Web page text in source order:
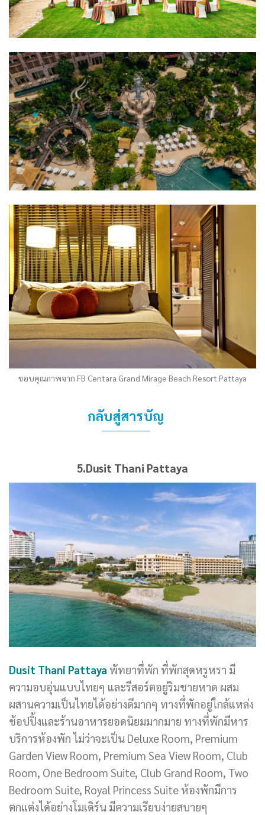
ขอบคุณภาพจาก FB Centara Grand Mirage Beach Resort Pattaya
กลับสู่สารบัญ
5.Dusit Thani Pattaya
Dusit Thani Pattaya พัทยาที่พัก ที่พักสุดหรูหรา มี
ความอบอุ่นแบบไทยๆ และรีสอร์ตอยู่ริมชายหาด ผสม
ผสานความเป็นไทยได้อย่างดีมากๆ ทางที่พักอยู่ใกล้แหล่ง
ช้อปปิ้งและร้านอาหารยอดนิยมมากมาย ทางที่พักมีหาร
บริการห้องพัก ไม่ว่าจะเป็น Deluxe Room, Premium
Garden View Room, Premium Sea View Room, Club
Room, One Bedroom Suite, Club Grand Room, Two
Bedroom Suite, Royal Princess Suite ห้องพักมีการ
ตกแต่งได้อย่างโมเดิร์น มีความเรียบง่ายสบายๆ